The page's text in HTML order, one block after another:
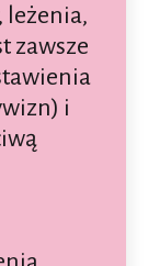
leżenia,
zawsze
i